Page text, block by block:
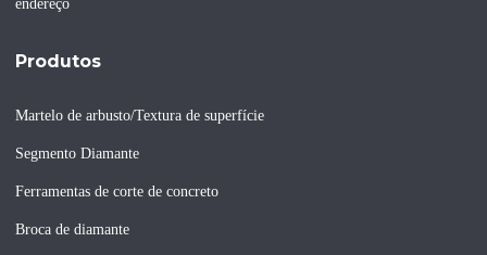
Produtos
Martelo de arbusto/Textura de superfície
Segmento Diamante
Ferramentas de corte de concreto
Broca de diamante